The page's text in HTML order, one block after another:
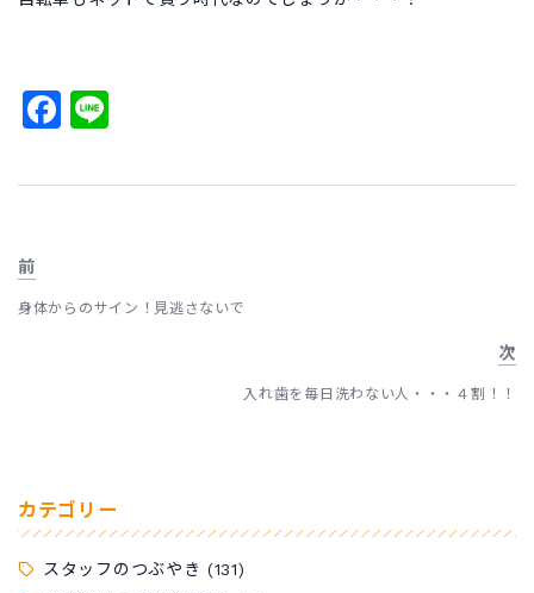
Facebook
前
身体からのサイン！見逃さないで
次
入れ歯を毎日洗わない人・・・４割！！
カテゴリー
スタッフのつぶやき (131)